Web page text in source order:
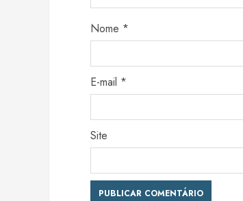
Nome *
E-mail *
Site